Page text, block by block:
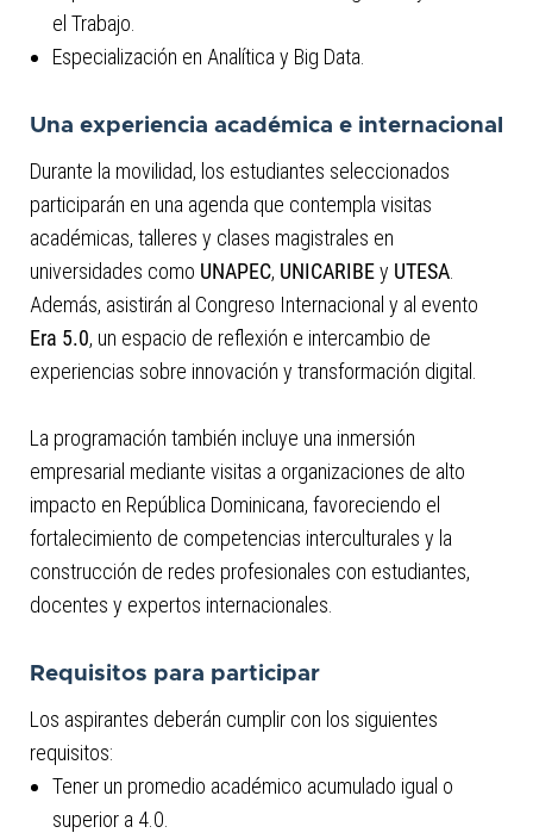
el Trabajo.
Especialización en Analítica y Big Data.
Una experiencia académica e internacional
Durante la movilidad, los estudiantes seleccionados
participarán en una agenda que contempla visitas
académicas, talleres y clases magistrales en
universidades como UNAPEC, UNICARIBEy UTESA.
Además, asistirán al Congreso Internacional y al evento
Era 5.0, un espacio de reflexión e intercambio de
experiencias sobre innovación y transformación digital.
La programación también incluye una inmersión
empresarial mediante visitas a organizaciones de alto
impacto en República Dominicana, favoreciendo el
fortalecimiento de competencias interculturales y la
construcción de redes profesionales con estudiantes,
docentes y expertos internacionales.
Requisitos para participar
Los aspirantes deberán cumplir con los siguientes
requisitos:
Tener un promedio académico acumulado igual o
superior a 4.0.